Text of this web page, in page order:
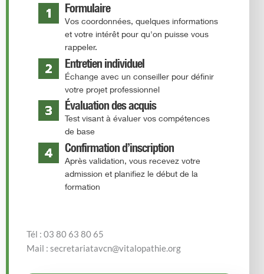
Formulaire
Vos coordonnées, quelques informations
et votre intérêt pour qu'on puisse vous
rappeler.
Entretien individuel
Échange avec un conseiller pour définir
votre projet professionnel
Évaluation des acquis
Test visant à évaluer vos compétences
de base
Confirmation d’inscription
Après validation, vous recevez votre
admission et planifiez le début de la
formation
Tél : 03 80 63 80 65
Mail : secretariatavcn@vitalopathie.org